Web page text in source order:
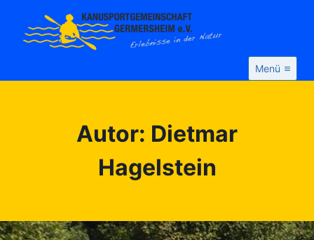
Inhalt
springen
Menü
Autor: Dietmar
Hagelstein